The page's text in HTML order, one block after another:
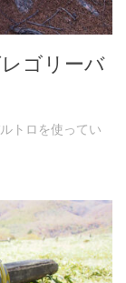
ゴリーバ
トロを使ってい